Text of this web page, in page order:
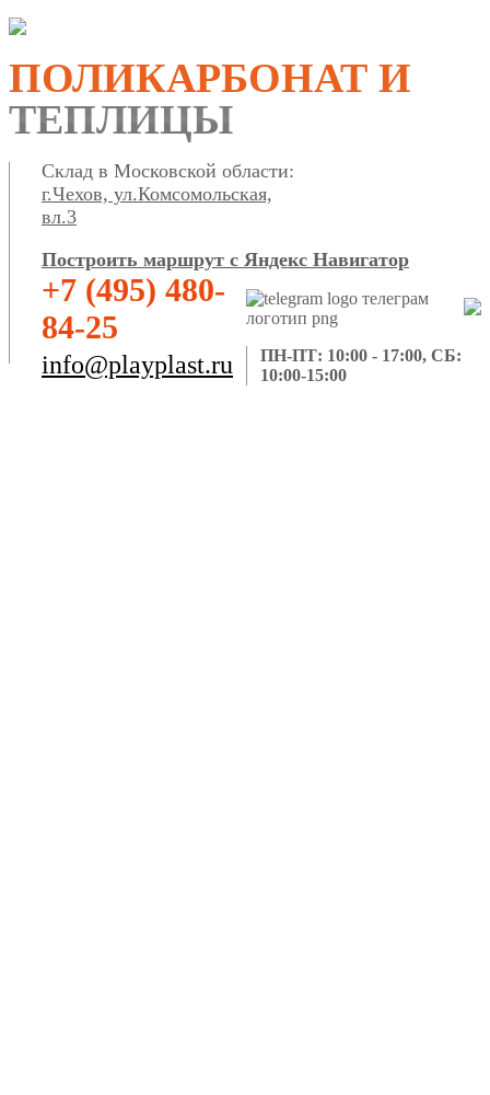
ПОЛИКАРБОНАТ И
ТЕПЛИЦЫ
Склад в Московской области:
г.Чехов, ул.Комсомольская,
вл.3
Построить маршрут с Яндекс Навигатор
+7 (495) 480-
84-25
info@playplast.ru
ПН-ПТ: 10:00 - 17:00, СБ:
10:00-15:00